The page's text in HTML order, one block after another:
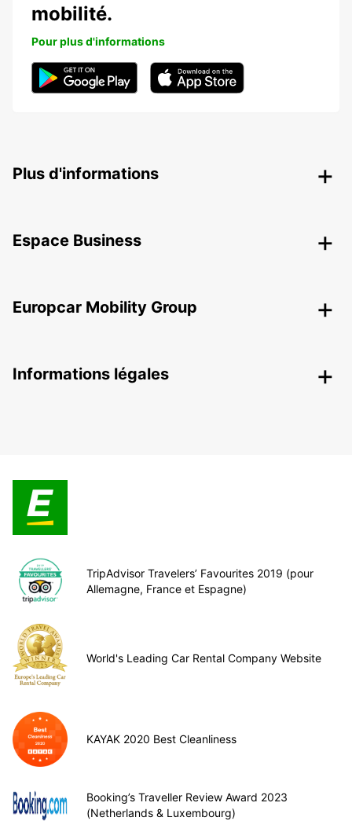
mobilité.
Pour plus d'informations
Plus d'informations
Espace Business
Europcar Mobility Group
Informations légales
TripAdvisor Travelers’ Favourites 2019 (pour
Allemagne, France et Espagne)
World's Leading Car Rental Company Website
KAYAK 2020 Best Cleanliness
Booking’s Traveller Review Award 2023
(Netherlands & Luxembourg)